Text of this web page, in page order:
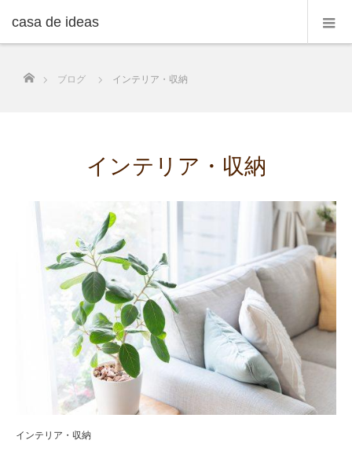
casa de ideas
ブログ インテリア・収納
インテリア・収納
インテリア・収納